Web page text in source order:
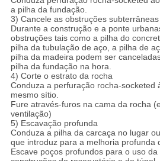
a pilha da fundação.
3) Cancele as obstruções subterrâneas
Durante a construção e a ponte
obstruções tais como a pilha do
pilha da tubulação de aço, a pilha de
pilha da madeira podem ser
pilha da fundação na hora.
4) Corte o estrato da rocha
Conduza a perfuração rocha-socketed
mesmo sítio.
Fure através-furos na cama da rocha
ventilação)
5) Escavação profunda
Conduza a pilha da carcaça no lugar
que introduz para a melhoria profunda
Escave poços profundos para o uso